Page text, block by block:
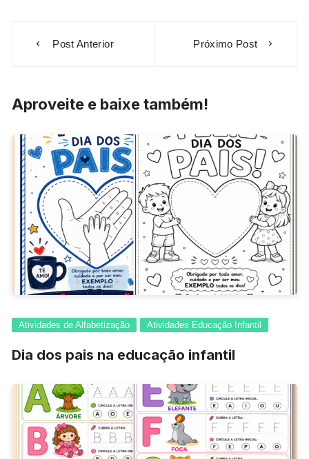
Post Anterior Próximo Post
Aproveite e baixe também!
Atividades de Alfabetização Atividades Educação Infantil
Dia dos pais na educação infantil